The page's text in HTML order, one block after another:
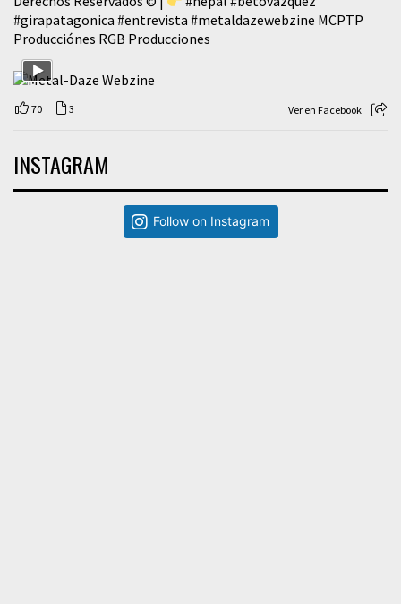
#girapatagonica #entrevista #metaldazewebzine MCPTP
Producciónes RGB Producciones
70 3 Ver en Facebook
INSTAGRAM
Follow on Instagram